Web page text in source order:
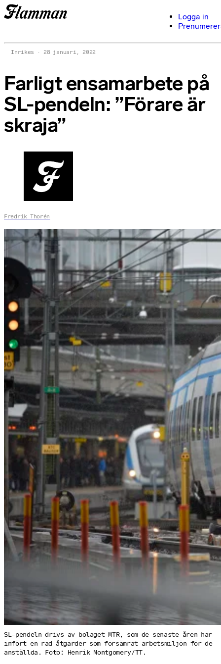
Logga in
Inrikes 28 januari, 2022
Farligt ensamarbete på
SL-pendeln: ”Förare är
skraja”
Fredrik Thorén
SL-pendeln drivs av bolaget MTR, som de senaste åren har
infört en rad åtgärder som försämrat arbetsmiljön för de
anställda. Foto: Henrik Montgomery/TT.